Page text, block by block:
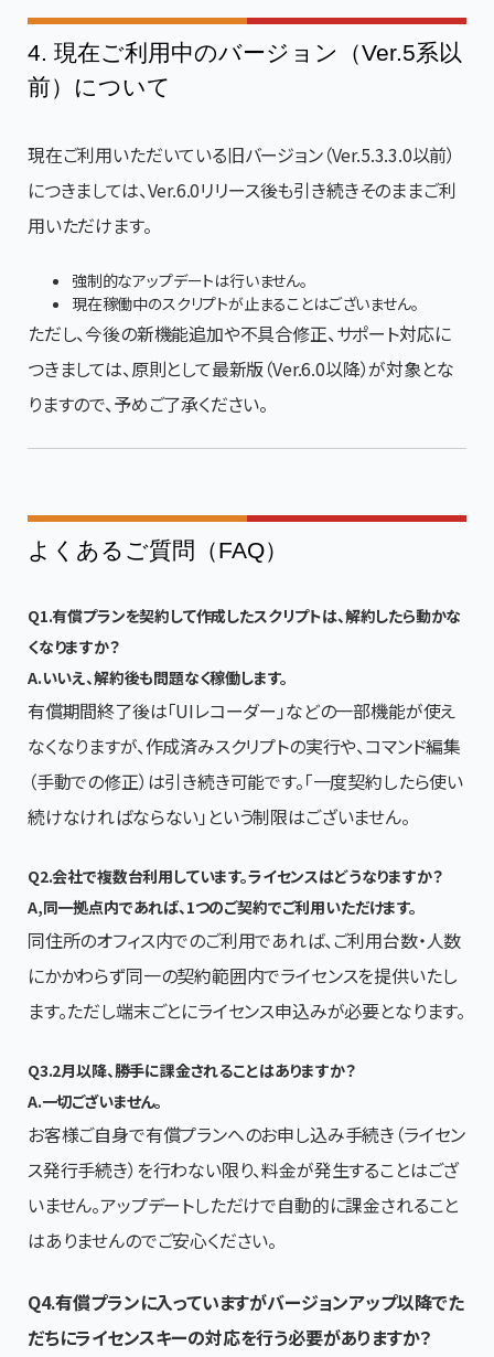
4. 現在ご利用中のバージョン（Ver.5系以
前）について
現在ご利用いただいている旧バージョン（Ver.5.3.3.0以前）
につきましては、Ver.6.0リリース後も引き続きそのままご利
用いただけます。
強制的なアップデートは行いません。
現在稼働中のスクリプトが止まることはございません。
ただし、今後の新機能追加や不具合修正、サポート対応に
つきましては、原則として最新版（Ver.6.0以降）が対象とな
りますので、予めご了承ください。
よくあるご質問（FAQ）
Q1.有償プランを契約して作成したスクリプトは、解約したら動かな
くなりますか？
A.いいえ、解約後も問題なく稼働します。
有償期間終了後は「UIレコーダー」などの一部機能が使え
なくなりますが、作成済みスクリプトの実行や、コマンド編集
（手動での修正）は引き続き可能です。「一度契約したら使い
続けなければならない」という制限はございません。
Q2.会社で複数台利用しています。ライセンスはどうなりますか？
A,同一拠点内であれば、1つのご契約でご利用いただけます。
同住所のオフィス内でのご利用であれば、ご利用台数・人数
にかかわらず同一の契約範囲内でライセンスを提供いたし
ます。ただし端末ごとにライセンス申込みが必要となります。
Q3.2月以降、勝手に課金されることはありますか？
A.一切ございません。
お客様ご自身で有償プランへのお申し込み手続き（ライセン
ス発行手続き）を行わない限り、料金が発生することはござ
いません。アップデートしただけで自動的に課金されること
はありませんのでご安心ください。
Q4.有償プランに入っていますがバージョンアップ以降でた
だちにライセンスキーの対応を行う必要がありますか？